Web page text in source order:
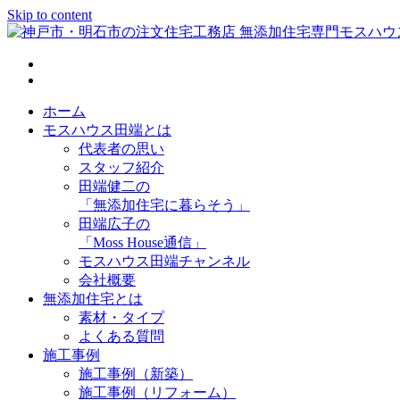
Skip to content
神戸市・明石市の注文住宅工務店 無添加住宅専門モスハウス
ホーム
モスハウス田端とは
代表者の思い
スタッフ紹介
田端健二の
「無添加住宅に暮らそう」
田端広子の
「Moss House通信」
モスハウス田端チャンネル
会社概要
無添加住宅とは
素材・タイプ
よくある質問
施工事例
施工事例（新築）
施工事例（リフォーム）